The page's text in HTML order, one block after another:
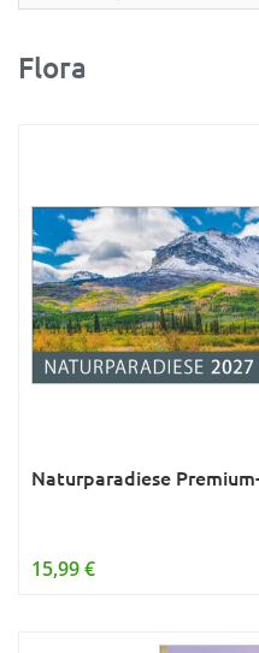
Partner- & Wandplaner
Planung & Organisation
Sport
Sprachkalender
Sternzeichen & Mond
Tiere
Was ist was; Städte
Young Adult
Flora
Naturparadiese
15,99 €